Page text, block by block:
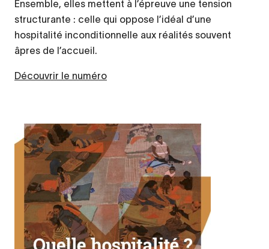
Ensemble, elles mettent à l’épreuve une tension
structurante : celle qui oppose l’idéal d’une
hospitalité inconditionnelle aux réalités souvent
âpres de l’accueil.
Découvrir le numéro